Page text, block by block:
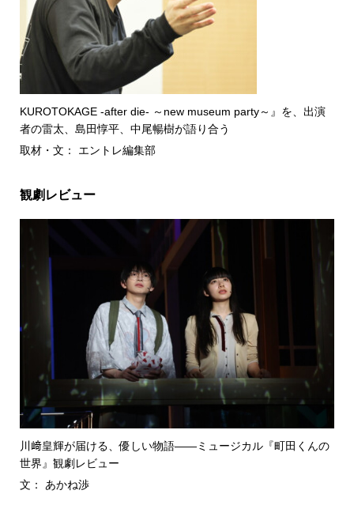
KUROTOKAGE -after die- ～new museum party～』を、出演
者の雷太、島田惇平、中尾暢樹が語り合う
取材・文： エントレ編集部
観劇レビュー
川﨑皇輝が届ける、優しい物語――ミュージカル『町田くんの
世界』観劇レビュー
文： あかね渉